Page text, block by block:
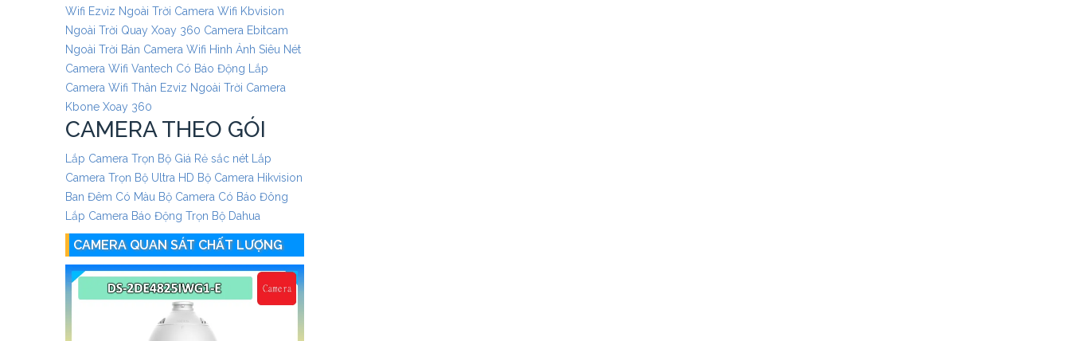
Wifi Ezviz Ngoài Trời Camera Wifi Kbvision
Ngoài Trời Quay Xoay 360 Camera Ebitcam
Ngoài Trời Bán Camera Wifi Hình Ảnh Siêu Nét
Camera Wifi Vantech Có Báo Động
Lắp
Camera Wifi Thân Ezviz Ngoài Trời Camera
Kbone Xoay 360
CAMERA THEO GÓI
Lắp Camera Trọn Bộ Giá Rẻ sắc nét
Lắp
Camera Trọn Bộ Ultra HD Bộ Camera Hikvision
Ban Đêm Có Màu Bộ Camera Có Báo Đông
Lắp Camera Báo Động Trọn Bộ Dahua
CAMERA QUAN SÁT CHẤT LƯỢNG